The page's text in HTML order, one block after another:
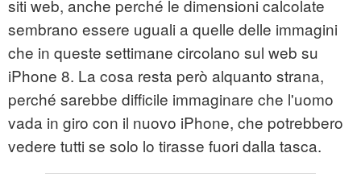
siti web, anche perché le dimensioni calcolate
sembrano essere uguali a quelle delle immagini
che in queste settimane circolano sul web su
iPhone 8. La cosa resta però alquanto strana,
perché sarebbe difficile immaginare che l'uomo
vada in giro con il nuovo iPhone, che potrebbero
vedere tutti se solo lo tirasse fuori dalla tasca.